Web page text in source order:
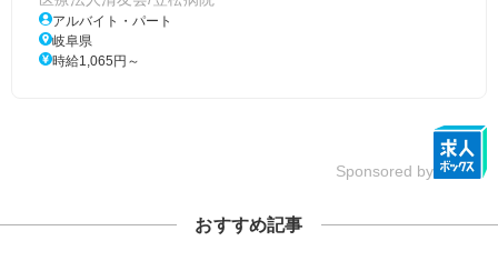
アルバイト・パート
岐阜県
時給1,065円～
Sponsored by
おすすめ記事